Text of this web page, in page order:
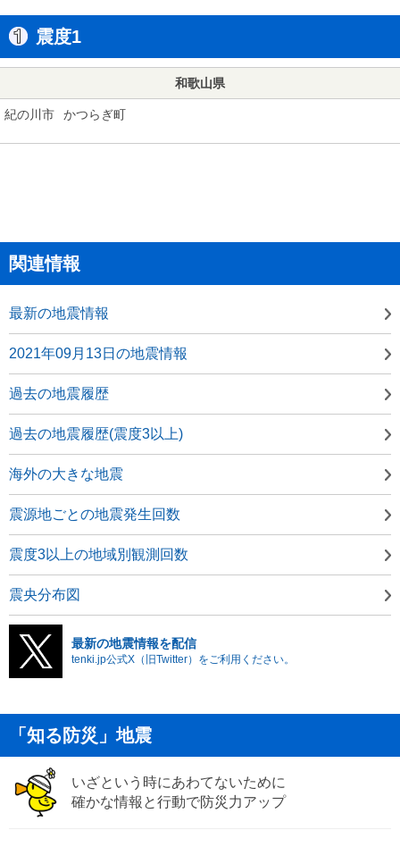
震度1
和歌山県
紀の川市 かつらぎ町
関連情報
最新の地震情報
2021年09月13日の地震情報
過去の地震履歴
過去の地震履歴(震度3以上)
海外の大きな地震
震源地ごとの地震発生回数
震度3以上の地域別観測回数
震央分布図
最新の地震情報を配信
tenki.jp公式X（旧Twitter）をご利用ください。
「知る防災」地震
いざという時にあわてないために
確かな情報と行動で防災力アップ